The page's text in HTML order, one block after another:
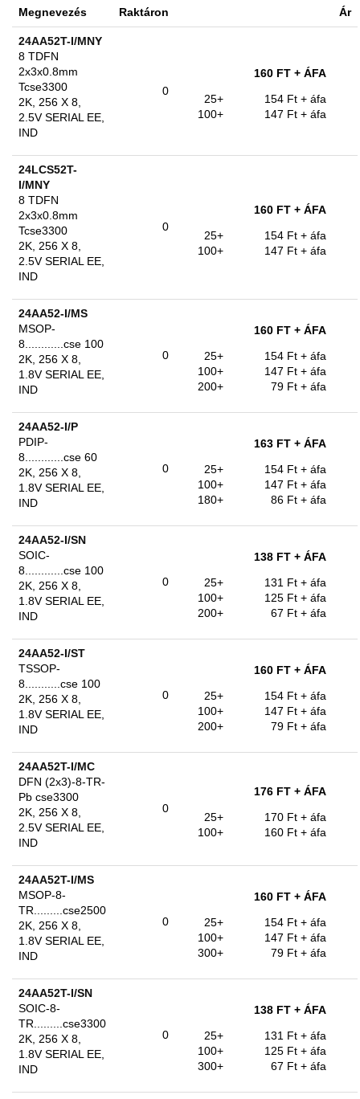
Megnevezés Raktáron Ár
24AA52T-I/MNY
8 TDFN
2x3x0.8mm
Tcse3300
2K, 256 X 8,
2.5V SERIAL EE,
IND
0
160 FT + ÁFA
25+
154 Ft + áfa
100+
147 Ft + áfa
24LCS52T-
I/MNY
8 TDFN
2x3x0.8mm
Tcse3300
2K, 256 X 8,
2.5V SERIAL EE,
IND
0
160 FT + ÁFA
25+
154 Ft + áfa
100+
147 Ft + áfa
24AA52-I/MS
MSOP-
8............cse 100
2K, 256 X 8,
1.8V SERIAL EE,
IND
0
160 FT + ÁFA
25+
154 Ft + áfa
100+
147 Ft + áfa
200+
79 Ft + áfa
24AA52-I/P
PDIP-
8............cse 60
2K, 256 X 8,
1.8V SERIAL EE,
IND
0
163 FT + ÁFA
25+
154 Ft + áfa
100+
147 Ft + áfa
180+
86 Ft + áfa
24AA52-I/SN
SOIC-
8............cse 100
2K, 256 X 8,
1.8V SERIAL EE,
IND
0
138 FT + ÁFA
25+
131 Ft + áfa
100+
125 Ft + áfa
200+
67 Ft + áfa
24AA52-I/ST
TSSOP-
8...........cse 100
2K, 256 X 8,
1.8V SERIAL EE,
IND
0
160 FT + ÁFA
25+
154 Ft + áfa
100+
147 Ft + áfa
200+
79 Ft + áfa
24AA52T-I/MC
DFN (2x3)-8-TR-
Pb cse3300
2K, 256 X 8,
2.5V SERIAL EE,
IND
0
176 FT + ÁFA
25+
170 Ft + áfa
100+
160 Ft + áfa
24AA52T-I/MS
MSOP-8-
TR.........cse2500
2K, 256 X 8,
1.8V SERIAL EE,
IND
0
160 FT + ÁFA
25+
154 Ft + áfa
100+
147 Ft + áfa
300+
79 Ft + áfa
24AA52T-I/SN
SOIC-8-
TR.........cse3300
2K, 256 X 8,
1.8V SERIAL EE,
IND
0
138 FT + ÁFA
25+
131 Ft + áfa
100+
125 Ft + áfa
300+
67 Ft + áfa